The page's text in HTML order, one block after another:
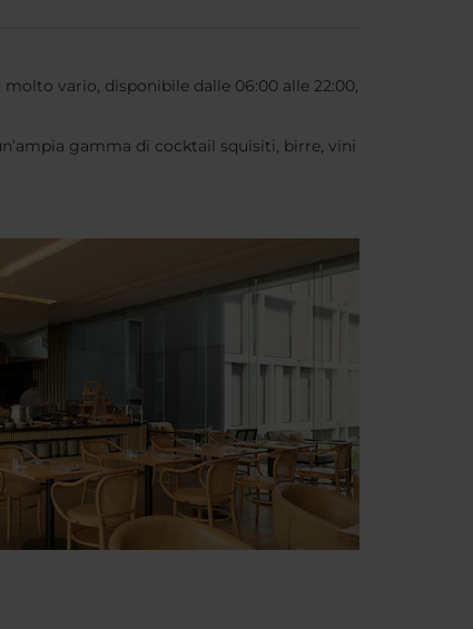
vario, disponibile dalle 06:00 alle 22:00,
gamma di cocktail squisiti, birre, vini